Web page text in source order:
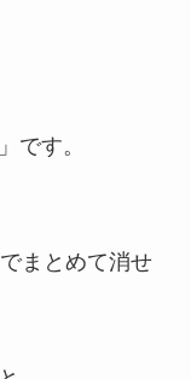
です。
まとめて消せ